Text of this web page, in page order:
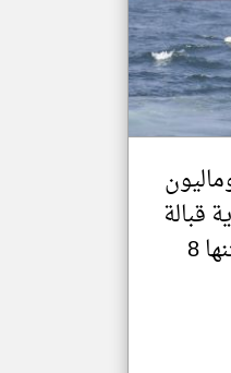
تغيير الدولة
الأخبار من الصومال
على مدار الساعة
الصومال العاجلة والمباشرة
قبالة
سواحل اليمن على متنها 8
klyoum.com